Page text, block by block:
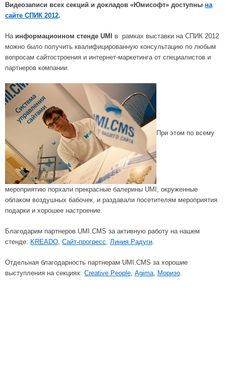
Видеозаписи всех секций и докладов «Юмисофт» доступны на
сайте СПИК 2012.
На информационном стенде UMI в рамках выставки на СПИК 2012
можно было получить квалифицированную консультацию по любым
вопросам сайтостроения и интернет-маркетинга от специалистов и
партнеров компании.
При этом по всему
мероприятию порхали прекрасные балерины UMI, окруженные
облаком воздушных бабочек, и раздавали посетителям мероприятия
подарки и хорошее настроение.
Благодарим партнеров UMI.CMS за активную работу на нашем
стенде: KREADO Сайт-прогресс Линия Радуги
Отдельная благодарность партнерам UMI.CMS за хорошие
выступления на секциях: Creative People Agima Моризо